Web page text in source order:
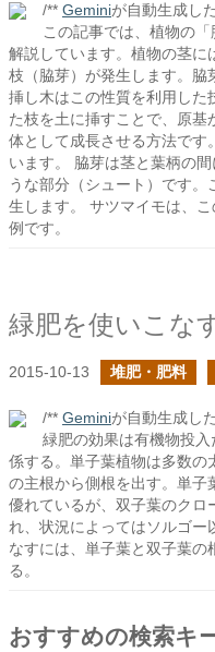
/** Geminiが自動生成し
この記事では、植物の
解説しています。植物の茎に
枝（脇芽）が発生します。脇
挿し木はこの性質を利用した
た枝を土に挿すことで、原基
体として成長させる方法です
います。 脇芽は茎と葉柄の
うな部分（シュート）です
生します。 サツマイモは、
例です。
緑肥を使いこな
2015-10-13 堆肥・肥料
/** Geminiが自動生成し
緑肥の効果は有機物投
係する。単子葉植物は多数の
の主根から側根を出す。単子
優れているが、双子葉のクロ
れ、状況によってはソルゴー
なすには、単子葉と双子葉の
る。
おすすめの検索キ